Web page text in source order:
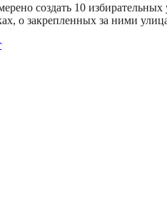
создать 10
о закрепленных за ними